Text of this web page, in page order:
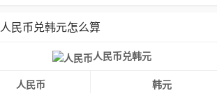
人民币兑韩元怎么算
人民币兑韩元
人民币 韩元